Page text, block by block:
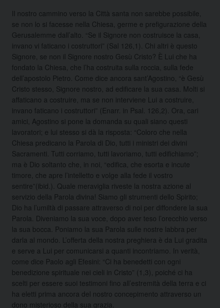
Il nostro cammino verso la Città santa non sarebbe possibile,
se non lo si facesse nella Chiesa, germe e prefigurazione della
Gerusalemme dall’alto. “Se il Signore non costruisce la casa,
invano vi faticano i costruttori” (Sal 126,1). Chi altri è questo
Signore, se non il Signore nostro Gesù Cristo? È Lui che ha
fondato la Chiesa, che l’ha costruita sulla roccia, sulla fede
dell’apostolo Pietro. Come dice ancora sant’Agostino, “è Gesù
Cristo stesso, Signore nostro, ad edificare la sua casa. Molti si
affaticano a costruire, ma se non interviene Lui a costruire,
invano faticano i costruttori” (Enarr. in Psal. 126,2). Ora, cari
amici, Agostino si pone la domanda su quali siano questi
lavoratori; e lui stesso si dà la risposta: “Coloro che nella
Chiesa predicano la Parola di Dio, tutti i ministri dei divini
Sacramenti. Tutti corriamo, tutti lavoriamo, tutti edifichiamo”;
ma è Dio soltanto che, in noi, “edifica, che esorta e incute
timore, che apre l’intelletto e volge alla fede il vostro
sentire”(ibid.). Quale meraviglia riveste la nostra azione al
servizio della Parola divina! Siamo gli strumenti dello Spirito;
Dio ha l’umiltà di passare attraverso di noi per diffondere la sua
Parola. Diveniamo la sua voce, dopo aver teso l’orecchio verso
la sua bocca. Poniamo la sua Parola sulle nostre labbra per
darla al mondo. L’offerta della nostra preghiera è da Lui gradita
e serve a Lui per comunicarsi a quanti incontriamo. In verità,
come dice Paolo agli Efesini: “Ci ha benedetti con ogni
benedizione spirituale nei cieli in Cristo” (1,3), poiché ci ha
scelti per essere suoi testimoni fino all’estremità della terra e ci
ha eletti prima ancora del nostro concepimento attraverso un
dono misterioso della sua grazia.